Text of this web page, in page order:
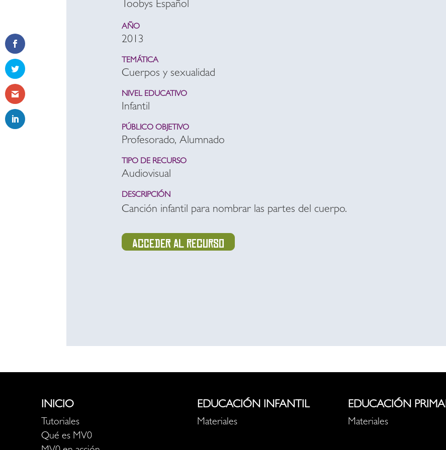
Toobys Español
AÑO
2013
TEMÁTICA
Cuerpos y sexualidad
NIVEL EDUCATIVO
Infantil
PÚBLICO OBJETIVO
Profesorado, Alumnado
TIPO DE RECURSO
Audiovisual
DESCRIPCIÓN
Canción infantil para nombrar las partes del cuerpo.
Acceder al recurso
INICIO
Tutoriales
Qué es MV0
EDUCACIÓN INFANTIL
Materiales
EDUCACIÓN
Materiales